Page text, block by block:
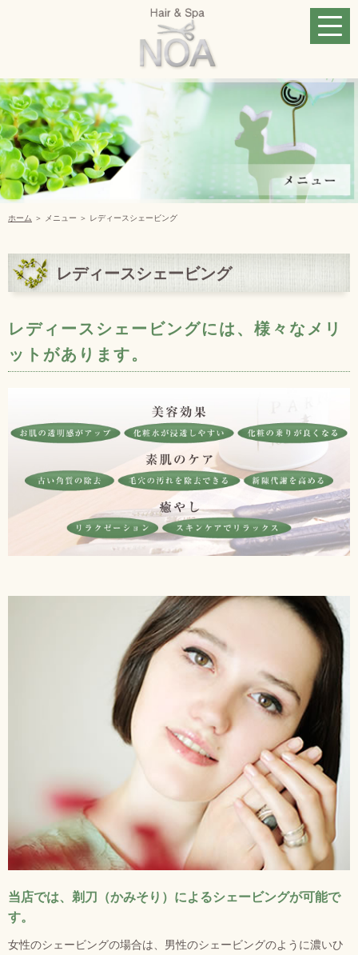
ホーム ＞ メニュー ＞ レディースシェービング
レディースシェービング
レディースシェービングには、様々なメリ
ットがあります。
当店では、剃刀（かみそり）によるシェービングが可能で
す。
女性のシェービングの場合は、男性のシェービングのように濃いひ